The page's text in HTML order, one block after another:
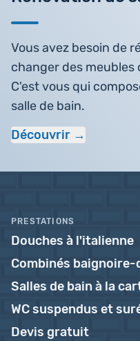
Vous avez besoin de
changer des meubles
C'est vous qui
salle de bain.
Découvrir
PRESTATIONS
Douches à l'italienne
Combinés baignoire-
Salles de bain à la
WC suspendus et
Devis gratuit